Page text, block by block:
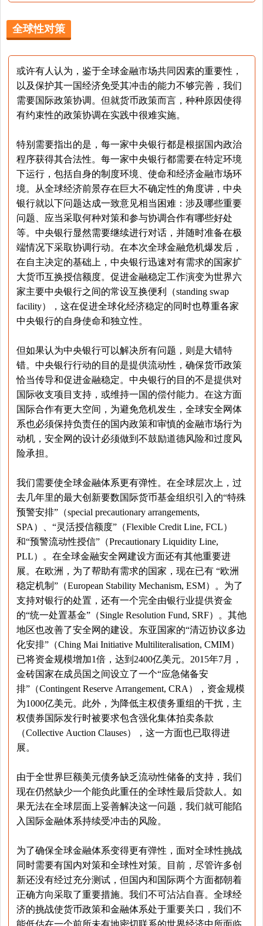
全球性对策
或许有人认为，鉴于全球金融市场共同因素的重要性，
以及保护其一国经济免受其冲击的能力不够完善，我们
需要国际政策协调。但就货币政策而言，种种原因使得
有约束性的政策协调在实践中很难实施。
特别需要指出的是，每一家中央银行都是根据国内政治
程序获得其合法性。每一家中央银行都需要在特定环境
下运行，包括自身的制度环境、使命和经济金融市场环
境。从全球经济前景存在巨大不确定性的角度讲，中央
银行就以下问题达成一致意见相当困难：涉及哪些重要
问题、应当采取何种对策和参与协调合作有哪些好处
等。中央银行显然需要继续进行对话，并随时准备在极
端情况下采取协调行动。在本次全球金融危机爆发后，
在自主决定的基础上，中央银行迅速对有需求的国家扩
大货币互换授信额度。促进金融稳定工作演变为世界六
家主要中央银行之间的常设互换便利（standing swap
facility），这在促进全球化经济稳定的同时也尊重各家
中央银行的自身使命和独立性。
但如果认为中央银行可以解决所有问题，则是大错特
错。中央银行行动的目的是提供流动性，确保货币政策
恰当传导和促进金融稳定。中央银行的目的不是提供对
国际收支项目支持，或维持一国的偿付能力。在这方面
国际合作有更大空间，为避免危机发生，全球安全网体
系也必须保持负责任的国内政策和审慎的金融市场行为
动机，安全网的设计必须做到不鼓励道德风险和过度风
险承担。
我们需要使全球金融体系更有弹性。在全球层次上，过
去几年里的最大创新要数国际货币基金组织引入的“特殊
预警安排”（special precautionary arrangements,
SPA）、“灵活授信额度”（Flexible Credit Line, FCL）
和“预警流动性授信”（Precautionary Liquidity Line,
PLL）。在全球金融安全网建设方面还有其他重要进
展。在欧洲，为了帮助有需求的国家，现在已有 “欧洲
稳定机制”（European Stability Mechanism, ESM）。为了
支持对银行的处置，还有一个完全由银行业提供资金
的“统一处置基金”（Single Resolution Fund, SRF）。其他
地区也改善了安全网的建设。东亚国家的“清迈协议多边
化安排”（Ching Mai Initiative Multiliteralisation, CMIM）
已将资金规模增加1倍，达到2400亿美元。2015年7月，
金砖国家在成员国之间设立了一个“应急储备安
排”（Contingent Reserve Arrangement, CRA），资金规模
为1000亿美元。此外，为降低主权债务重组的干扰，主
权债券国际发行时被要求包含强化集体拍卖条款
（Collective Auction Clauses），这一方面也已取得进
展。
由于全世界巨额美元债务缺乏流动性储备的支持，我们
现在仍然缺少一个能负此重任的全球性最后贷款人。如
果无法在全球层面上妥善解决这一问题，我们就可能陷
入国际金融体系持续受冲击的风险。
为了确保全球金融体系变得更有弹性，面对全球性挑战
同时需要有国内对策和全球性对策。目前，尽管许多创
新还没有经过充分测试，但国内和国际两个方面都朝着
正确方向采取了重要措施。我们不可沾沾自喜。全球经
济的挑战使货币政策和金融体系处于重要关口，我们不
能低估在一个前所未有地密切联系的世界经济中所面临